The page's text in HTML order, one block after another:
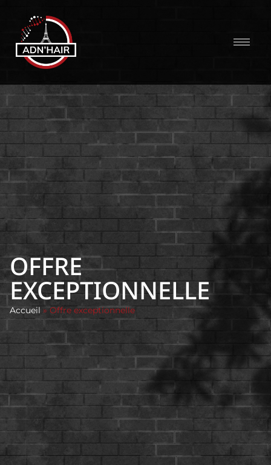
OFFRE
EXCEPTIONNELLE
Accueil »Offre exceptionnelle